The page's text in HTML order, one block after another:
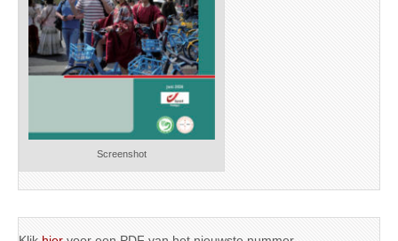
Screenshot